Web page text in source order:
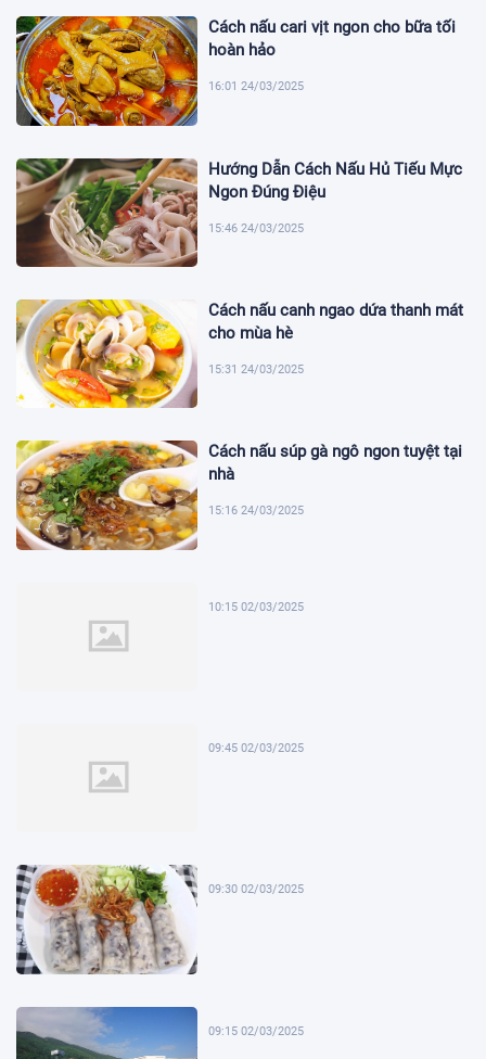
Cách nấu cari vịt ngon cho bữa tối
hoàn hảo
16:01 24/03/2025
Hướng Dẫn Cách Nấu Hủ Tiếu Mực
Ngon Đúng Điệu
15:46 24/03/2025
Cách nấu canh ngao dứa thanh mát
cho mùa hè
15:31 24/03/2025
Cách nấu súp gà ngô ngon tuyệt tại
nhà
15:16 24/03/2025
10:15 02/03/2025
09:45 02/03/2025
09:30 02/03/2025
09:15 02/03/2025